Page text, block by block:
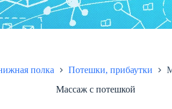
полка Потешки, прибаутки
Массаж с потешкой